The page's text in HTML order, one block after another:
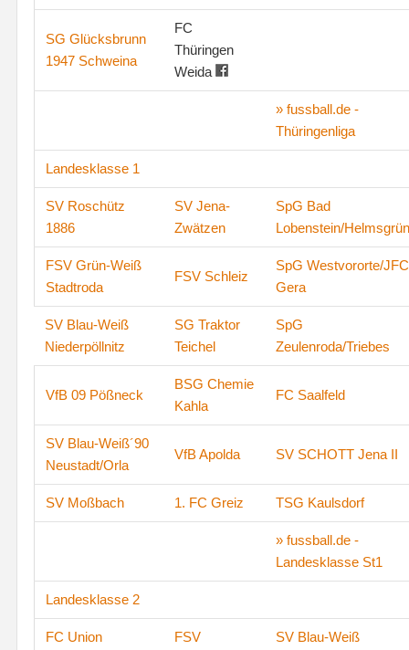
SG Glücksbrunn
1947 Schweina
FC
Thüringen
Weida
» fussball.de -
Thüringenliga
Landesklasse 1
SV Roschütz
1886
SV Jena-
Zwätzen
SpG Bad
Lobenstein/Helmsgrün
FSV Grün-Weiß
Stadtroda
FSV Schleiz
SpG Westvororte/JFC
Gera
SV Blau-Weiß
Niederpöllnitz
SG Traktor
Teichel
SpG
Zeulenroda/Triebes
VfB 09 Pößneck
BSG Chemie
Kahla
FC Saalfeld
SV Blau-Weiß´90
Neustadt/Orla
VfB Apolda SV SCHOTT Jena II
SV Moßbach 1. FC Greiz TSG Kaulsdorf
» fussball.de -
Landesklasse St1
Landesklasse 2
FC Union
FSV
SV Blau-Weiß